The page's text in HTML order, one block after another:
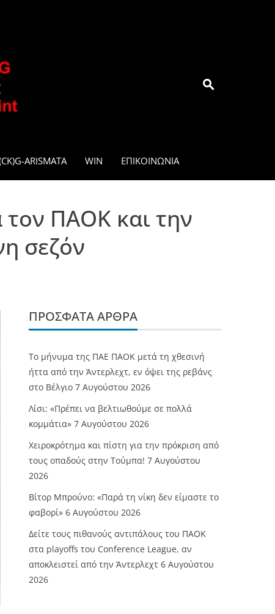
ARISMATA WIN ΕΠΙΚΟΙΝΩΝΊΑ
τον ΠΑΟΚ και την
σεζόν
ΠΡΌΣΦΑΤΑ ΆΡΘΡΑ
Το μήνυμα της ΠΑΕ ΠΑΟΚ μετά τη χθεσινή
ήττα από την Άντερλεχτ, εν όψει της ρεβάνς
στο Βέλγιο 7 Αυγούστου 2026
Λίσι: «Πρέπει να βελτιωθούμε σε πολλά
κομμάτια» 7 Αυγούστου 2026
Χειροκρότημα και πίστη για την πρόκριση από
τους οπαδούς στην Τούμπα! 7 Αυγούστου
2026
Βίτορ Μπρούνο: «Παρά τη νίκη δεν είμαστε το
φαβορί» 6 Αυγούστου 2026
Δείτε τους πιθανούς αντιπάλους του ΠΑΟΚ
στα playoffs του Conference League, αν
αποκλειστεί από την Άντερλεχτ 6 Αυγούστου
2026